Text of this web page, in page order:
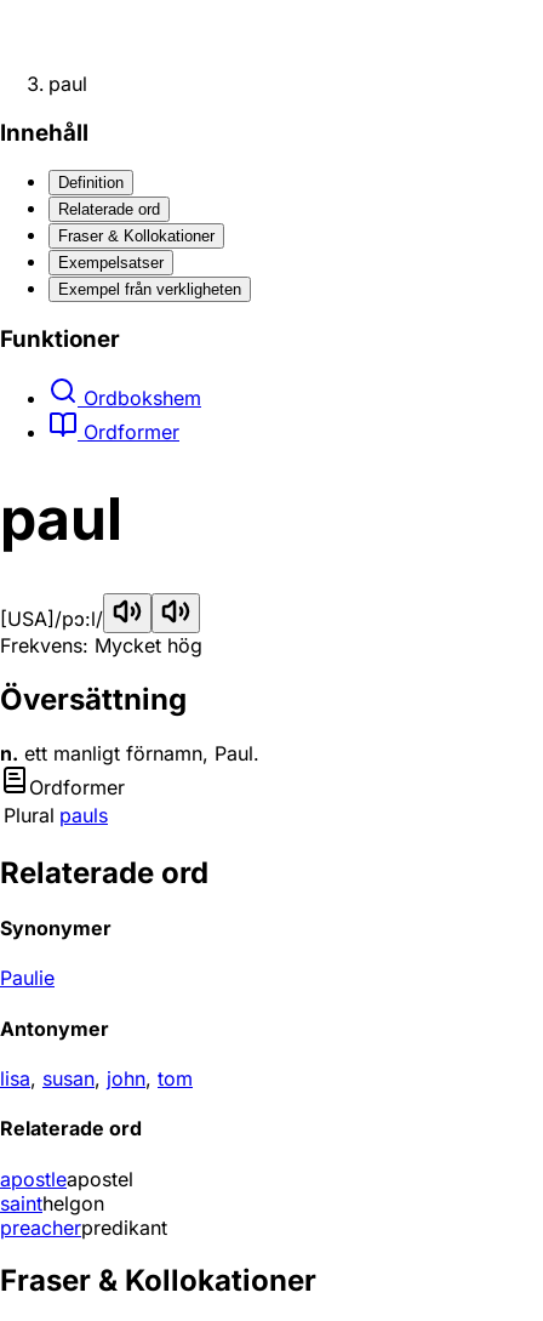
paul
Innehåll
Definition
Relaterade ord
Fraser & Kollokationer
Exempelsatser
Exempel från verkligheten
Funktioner
Ordbokshem
Ordformer
paul
[USA] /pɔ:l/
Frekvens: Mycket hög
Översättning
n. ett manligt förnamn, Paul.
Ordformer
Plural pauls
Relaterade ord
Synonymer
Paulie
Antonymer
lisa, susan, john, tom
Relaterade ord
apostleapostel
sainthelgon
preacherpredikant
Fraser & Kollokationer